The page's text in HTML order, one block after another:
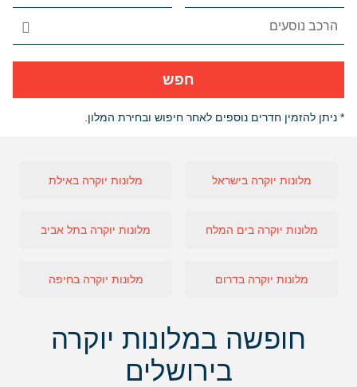
חפש
* ניתן להזמין חדרים נוספים לאחר חיפוש ובחירת המלון.
מלונות יוקרה בישראל מלונות יוקרה באילת
מלונות יוקרה בים המלח מלונות יוקרה בתל אביב
מלונות יוקרה בדרום מלונות יוקרה בחיפה
חופשה במלונות יוקרה
בירושלים